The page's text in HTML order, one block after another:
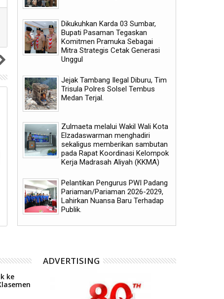
06
meluncurkan inovasi GEMPITA
BERSAMA
mendukung
Human Papillomavirus
aparatur sipil negara
masyarakat
Dikukuhkan Karda 03 Sumbar,
Bupati Pasaman Tegaskan
Komitmen Pramuka Sebagai
Mitra Strategis Cetak Generasi
Unggul
Jejak Tambang Ilegal Diburu, Tim
Trisula Polres Solsel Tembus
Medan Terjal.
Zulmaeta melalui Wakil Wali Kota
Elzadaswarman menghadiri
sekaligus memberikan sambutan
pada Rapat Koordinasi Kelompok
Kerja Madrasah Aliyah (KKMA)
Pelantikan Pengurus PWI Padang
Pariaman/Pariaman 2026-2029,
Lahirkan Nuansa Baru Terhadap
Publik.
ke
ADVERTISING